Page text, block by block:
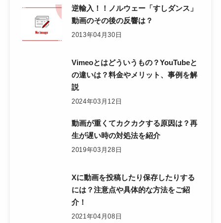
逆輸入！！ノルウェー「すしダンス」
動画のその後の反響は？
2013年04月30日
Vimeoとはどういうもの？YouTubeと
の違いは？料金やメリット、事例を解
説
2024年03月12日
動画が重くてカクカクする原因は？再
生が遅い時の対処法を紹介
2019年03月28日
Xに動画を投稿したり保存したりする
には？注意点や具体的な方法をご紹
介！
2021年04月08日